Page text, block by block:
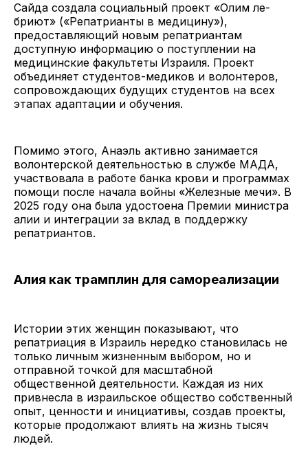
Сайда создала социальный проект «Олим ле-
бриют» («Репатрианты в медицину»),
предоставляющий новым репатриантам
доступную информацию о поступлении на
медицинские факультеты Израиля. Проект
объединяет студентов-медиков и волонтеров,
сопровождающих будущих студентов на всех
этапах адаптации и обучения.
Помимо этого, Анаэль активно занимается
волонтерской деятельностью в службе МАДА,
участвовала в работе банка крови и программах
помощи после начала войны «Железные мечи». В
2025 году она была удостоена Премии министра
алии и интеграции за вклад в поддержку
репатриантов.
Алия как трамплин для самореализации
Истории этих женщин показывают, что
репатриация в Израиль нередко становилась не
только личным жизненным выбором, но и
отправной точкой для масштабной
общественной деятельности. Каждая из них
привнесла в израильское общество собственный
опыт, ценности и инициативы, создав проекты,
которые продолжают влиять на жизнь тысяч
людей.